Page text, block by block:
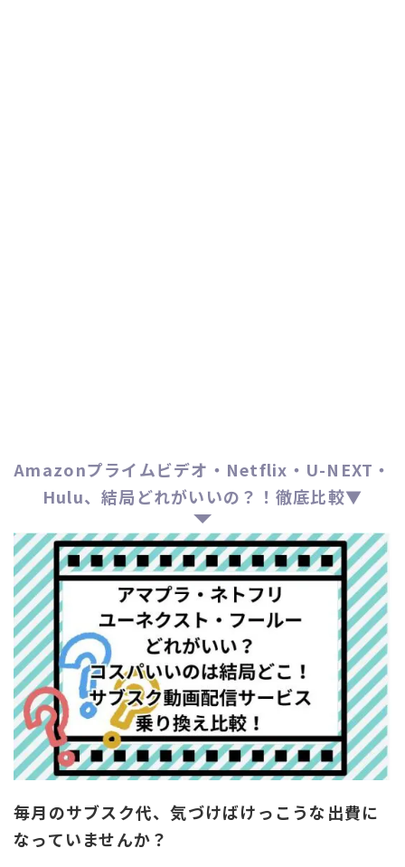
Amazonプライムビデオ・Netflix・U-NEXT・
Hulu、結局どれがいいの？！徹底比較▼
毎月のサブスク代、気づけばけっこうな出費に
なっていませんか？